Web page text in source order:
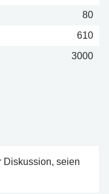
80
610
3000
Diskussion, seien